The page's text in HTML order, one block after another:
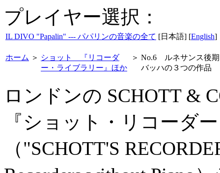
プレイヤー選択：
IL DIVO "Papalin" --- パパリンの音楽の全て [日本語] [English]
ホーム ＞ ショット 『リコーダ
ー・ライブラリー』ほか
＞ No.6 ルネサンス後
バッハの３つの作品
ロンドンの SCHOTT &
『ショット・リコーダ
（"SCHOTT'S